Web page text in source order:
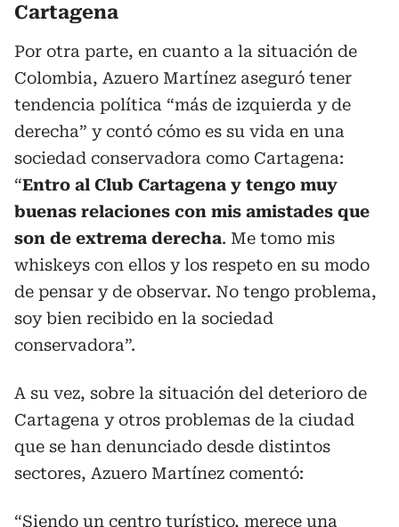
Cartagena
Por otra parte, en cuanto a la situación de
Colombia, Azuero Martínez aseguró tener
tendencia política “más de izquierda y de
derecha” y contó cómo es su vida en una
sociedad conservadora como Cartagena:
“Entro al Club Cartagena y tengo muy
buenas relaciones con mis amistades que
son de extrema derecha. Me tomo mis
whiskeys con ellos y los respeto en su modo
de pensar y de observar. No tengo problema,
soy bien recibido en la sociedad
conservadora”.
A su vez, sobre la situación del deterioro de
Cartagena y otros problemas de la ciudad
que se han denunciado desde distintos
sectores, Azuero Martínez comentó:
“Siendo un centro turístico, merece una